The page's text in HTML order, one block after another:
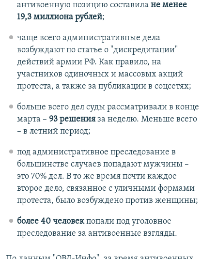
антивоенную позицию составила не менее
19,3 миллиона рублей;
чаще всего административные дела
возбуждают по статье о "дискредитации"
действий армии РФ. Как правило, на
участников одиночных и массовых акций
протеста, а также за публикации в соцсетях;
больше всего дел суды рассматривали в конце
марта – 93 решения за неделю. Меньше всего
– в летний период;
под административное преследование в
большинстве случаев попадают мужчины –
это 70% дел. В то же время почти каждое
второе дело, связанное с уличными формами
протеста, было возбуждено против женщины;
более 40 человекпопали под уголовное
преследование за антивоенные взгляды.